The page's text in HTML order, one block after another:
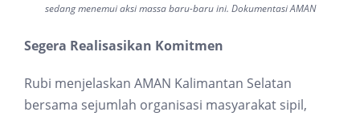
sedang menemui aksi massa baru-baru ini. Dokumentasi AMAN
Segera Realisasikan Komitmen
Rubi menjelaskan AMAN Kalimantan Selatan
bersama sejumlah organisasi masyarakat sipil,